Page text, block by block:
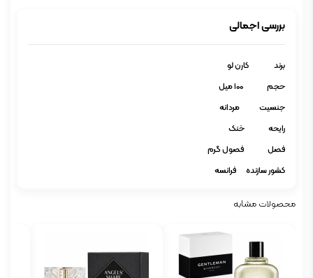
بررسی اجمالی
برند کارن لو
حجم 100 میل
جنسیت مردانه
رایحه خنک
فصل فصول گرم
کشور سازنده فرانسه
محصولات مشابه